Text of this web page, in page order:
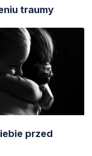
of Feeling Sad About
intl/blog/living-
sad-about-not-
Never Being a
with-never-being-
traumy
przed